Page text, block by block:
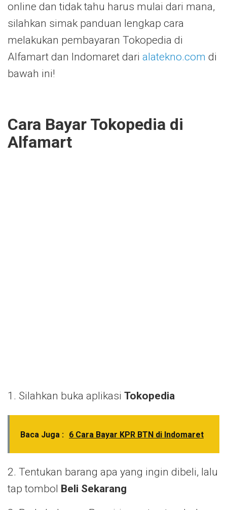
online dan tidak tahu harus mulai dari mana,
silahkan simak panduan lengkap cara
melakukan pembayaran Tokopedia di
Alfamart dan Indomaret dari alatekno.com di
bawah ini!
Cara Bayar Tokopedia di
Alfamart
1. Silahkan buka aplikasi Tokopedia
Baca Juga : 6 Cara Bayar KPR BTN di Indomaret
2. Tentukan barang apa yang ingin dibeli, lalu
tap tombol Beli Sekarang